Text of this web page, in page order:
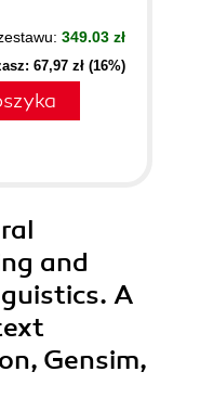
349.03 zł
67,97 zł (16%)
and
A
Gensim,